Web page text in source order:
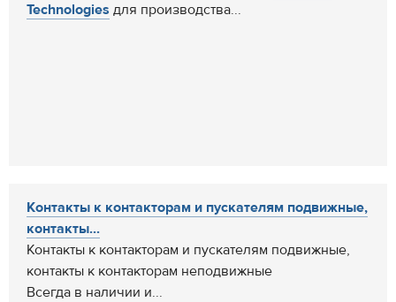
Technologies для производства...
Контакты к контакторам и пускателям подвижные,
контакты...
Контакты к контакторам и пускателям подвижные,
контакты к контакторам неподвижные
Всегда в наличии и...